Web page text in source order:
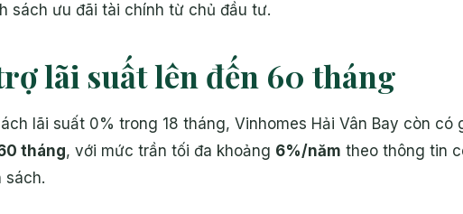
sách ưu đãi tài chính từ chủ đầu tư.
lãi suất lên đến 60 tháng
lãi suất 0% trong 18 tháng, Vinhomes Hải Vân Bay còn có
tháng, với mức trần tối đa khoảng 6%/năm theo thông tin
sách.